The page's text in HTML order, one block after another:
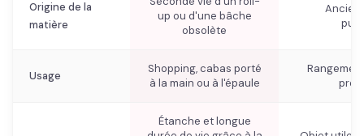
Origine de la
matière
up ou d'une bâche
obsolète
Usage
Shopping, cabas porté
à la main ou à l'épaule
Étanche et longue